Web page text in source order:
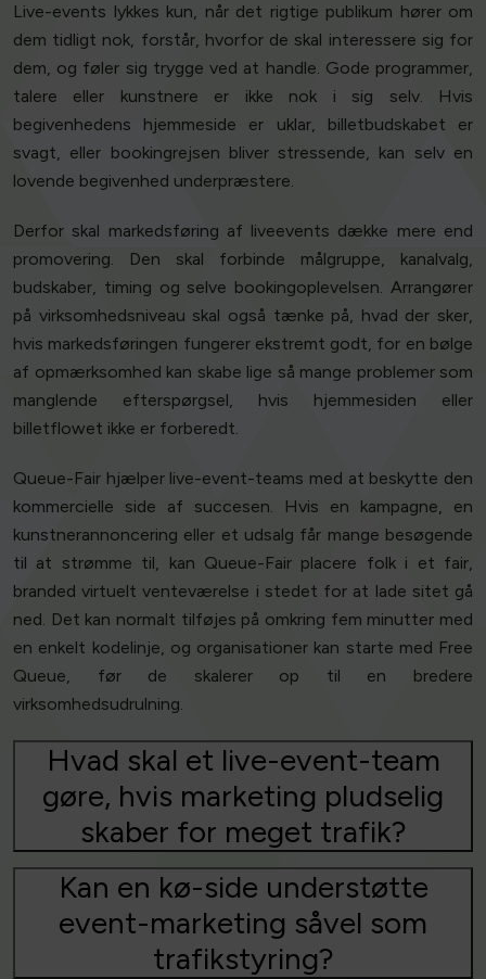
Live-events lykkes kun, når det rigtige publikum hører om
dem tidligt nok, forstår, hvorfor de skal interessere sig for
dem, og føler sig trygge ved at handle. Gode programmer,
talere eller kunstnere er ikke nok i sig selv. Hvis
begivenhedens hjemmeside er uklar, billetbudskabet er
svagt, eller bookingrejsen bliver stressende, kan selv en
lovende begivenhed underpræstere.
Derfor skal markedsføring af liveevents dække mere end
promovering. Den skal forbinde målgruppe, kanalvalg,
budskaber, timing og selve bookingoplevelsen. Arrangører
på virksomhedsniveau skal også tænke på, hvad der sker,
hvis markedsføringen fungerer ekstremt godt, for en bølge
af opmærksomhed kan skabe lige så mange problemer som
manglende efterspørgsel, hvis hjemmesiden eller
billetflowet ikke er forberedt.
Queue-Fair hjælper live-event-teams med at beskytte den
kommercielle side af succesen. Hvis en kampagne, en
kunstnerannoncering eller et udsalg får mange besøgende
til at strømme til, kan Queue-Fair placere folk i et fair,
branded virtuelt venteværelse i stedet for at lade sitet gå
ned. Det kan normalt tilføjes på omkring fem minutter med
en enkelt kodelinje, og organisationer kan starte med Free
Queue, før de skalerer op til en bredere
virksomhedsudrulning.
Hvad skal et live-event-team
gøre, hvis marketing pludselig
skaber for meget trafik?
Kan en kø-side understøtte
event-marketing såvel som
trafikstyring?